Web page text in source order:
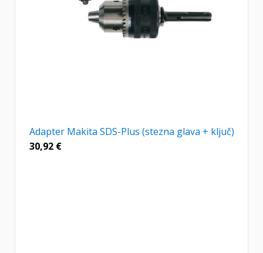
Adapter Makita SDS-Plus (stezna glava + ključ)
30,92 €